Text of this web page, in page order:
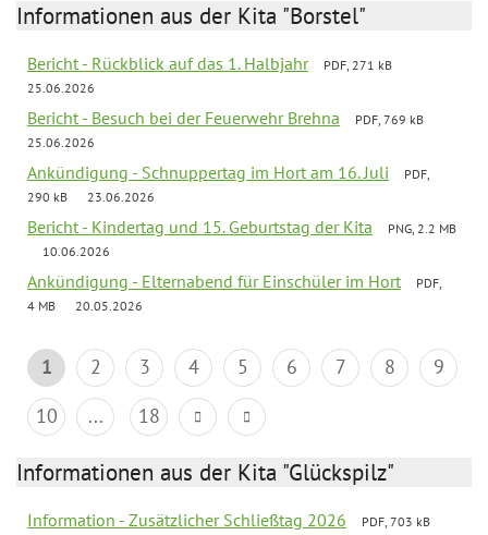
Informationen aus der Kita "Borstel"
Bericht - Rückblick auf das 1. Halbjahr
PDF, 271 kB
25.06.2026
Bericht - Besuch bei der Feuerwehr Brehna
PDF, 769 kB
25.06.2026
Ankündigung - Schnuppertag im Hort am 16. Juli
PDF,
290 kB
23.06.2026
Bericht - Kindertag und 15. Geburtstag der Kita
PNG, 2.2 MB
10.06.2026
Ankündigung - Elternabend für Einschüler im Hort
PDF,
4 MB
20.05.2026
1 2 3 4 5 6 7 8
9
10
... 18
Informationen aus der Kita "Glückspilz"
Information - Zusätzlicher Schließtag 2026
PDF, 703 kB